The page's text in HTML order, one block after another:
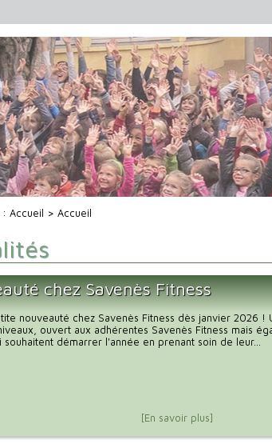
:Accueil > Accueil
chez Savenès Fitness
nouveauté chez Savenès Fitness dès janvier 2026 !
ouvert aux adhérentes Savenès Fitness mais
démarrer l'année en prenant soin de leur...
[En savoir plus]